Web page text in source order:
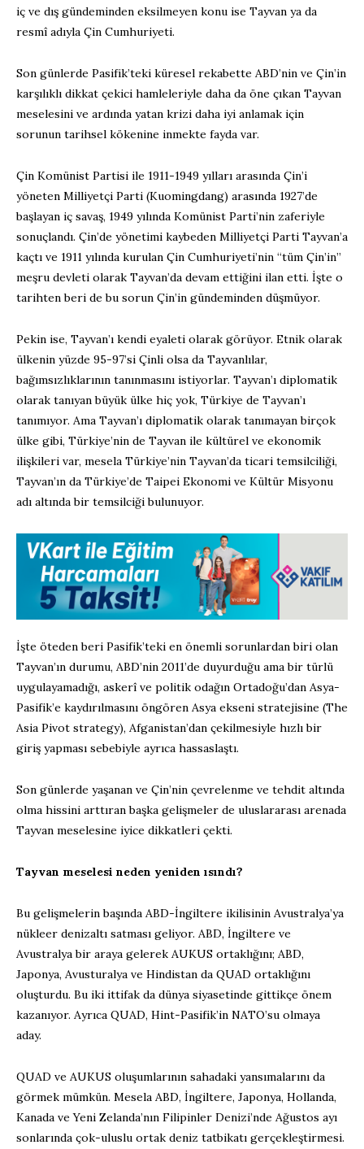
iç ve dış gündeminden eksilmeyen konu ise Tayvan ya da
resmî adıyla Çin Cumhuriyeti.
Son günlerde Pasifik’teki küresel rekabette ABD’nin ve Çin’in
karşılıklı dikkat çekici hamleleriyle daha da öne çıkan Tayvan
meselesini ve ardında yatan krizi daha iyi anlamak için
sorunun tarihsel kökenine inmekte fayda var.
Çin Komünist Partisi ile 1911-1949 yılları arasında Çin’i
yöneten Milliyetçi Parti (Kuomingdang) arasında 1927’de
başlayan iç savaş, 1949 yılında Komünist Parti’nin zaferiyle
sonuçlandı. Çin’de yönetimi kaybeden Milliyetçi Parti Tayvan’a
kaçtı ve 1911 yılında kurulan Çin Cumhuriyeti’nin “tüm Çin’in”
meşru devleti olarak Tayvan’da devam ettiğini ilan etti. İşte o
tarihten beri de bu sorun Çin’in gündeminden düşmüyor.
Pekin ise, Tayvan’ı kendi eyaleti olarak görüyor. Etnik olarak
ülkenin yüzde 95-97’si Çinli olsa da Tayvanlılar,
bağımsızlıklarının tanınmasını istiyorlar. Tayvan’ı diplomatik
olarak tanıyan büyük ülke hiç yok, Türkiye de Tayvan’ı
tanımıyor. Ama Tayvan’ı diplomatik olarak tanımayan birçok
ülke gibi, Türkiye’nin de Tayvan ile kültürel ve ekonomik
ilişkileri var, mesela Türkiye’nin Tayvan’da ticari temsilciliği,
Tayvan’ın da Türkiye’de Taipei Ekonomi ve Kültür Misyonu
adı altında bir temsilciği bulunuyor.
İşte öteden beri Pasifik’teki en önemli sorunlardan biri olan
Tayvan’ın durumu, ABD’nin 2011’de duyurduğu ama bir türlü
uygulayamadığı, askerî ve politik odağın Ortadoğu’dan Asya-
Pasifik’e kaydırılmasını öngören Asya ekseni stratejisine (The
Asia Pivot strategy), Afganistan’dan çekilmesiyle hızlı bir
giriş yapması sebebiyle ayrıca hassaslaştı.
Son günlerde yaşanan ve Çin’nin çevrelenme ve tehdit altında
olma hissini arttıran başka gelişmeler de uluslararası arenada
Tayvan meselesine iyice dikkatleri çekti.
Tayvan meselesi neden yeniden ısındı?
Bu gelişmelerin başında ABD-İngiltere ikilisinin Avustralya’ya
nükleer denizaltı satması geliyor. ABD, İngiltere ve
Avustralya bir araya gelerek AUKUS ortaklığını; ABD,
Japonya, Avusturalya ve Hindistan da QUAD ortaklığını
oluşturdu. Bu iki ittifak da dünya siyasetinde gittikçe önem
kazanıyor. Ayrıca QUAD, Hint-Pasifik’in NATO’su olmaya
aday.
QUAD ve AUKUS oluşumlarının sahadaki yansımalarını da
görmek mümkün. Mesela ABD, İngiltere, Japonya, Hollanda,
Kanada ve Yeni Zelanda’nın Filipinler Denizi’nde Ağustos ayı
sonlarında çok-uluslu ortak deniz tatbikatı gerçekleştirmesi.